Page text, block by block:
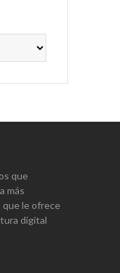
que
más
que le ofrece
digital